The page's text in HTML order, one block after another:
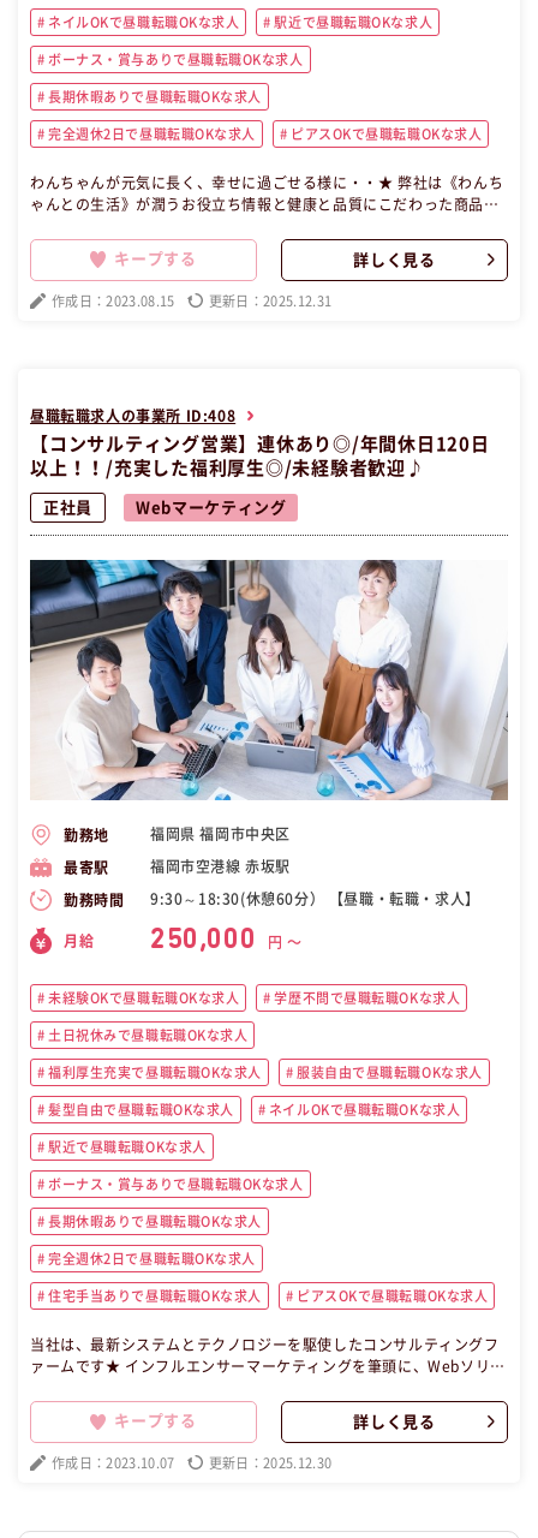
ネイルOKで昼職転職OKな求人 駅近で昼職転職OKな求人
ボーナス・賞与ありで昼職転職OKな求人
長期休暇ありで昼職転職OKな求人
完全週休2日で昼職転職OKな求人 ピアスOKで昼職転職OKな求人
わんちゃんが元気に長く、幸せに過ごせる様に・・★ 弊社は《わんち
ゃんとの生活》が潤うお役立ち情報と健康と品質にこだわった商品を
ルブランドです！！ メインはネットでの栄養バランスを重視したわん
ちゃんのごはんやサプリメントの販売。 飼い主さんの目線で、あった
ら良い商品を真剣に考えながらアイデアを出し様々な商品開発を続け
ています♪ わんちゃんと飼い主さんを幸せに！を常に考えています◎
ングの昼職へ転職したい方の求人です。
キープする 詳しく見る
作成日：2023.08.15 更新日：2025.12.31
昼職転職求人の事業所 ID:408
【コンサルティング営業】連休あり◎/年間休日120日
以上！！/充実した福利厚生◎/未経験者歓迎♪
正社員 Webマーケティング
勤務地 福岡県 福岡市中央区
最寄駅 福岡市空港線 赤坂駅
勤務時間 9:30～18:30(休憩60分） 【昼職・転職・求人】
月給 250,000 円 〜
未経験OKで昼職転職OKな求人 学歴不問で昼職転職OKな求人
土日祝休みで昼職転職OKな求人
福利厚生充実で昼職転職OKな求人 服装自由で昼職転職OKな求人
髪型自由で昼職転職OKな求人 ネイルOKで昼職転職OKな求人
駅近で昼職転職OKな求人
ボーナス・賞与ありで昼職転職OKな求人
長期休暇ありで昼職転職OKな求人
完全週休2日で昼職転職OKな求人
住宅手当ありで昼職転職OKな求人 ピアスOKで昼職転職OKな求人
当社は、最新システムとテクノロジーを駆使したコンサルティングフ
ァームです★ インフルエンサーマーケティングを筆頭に、Webソリュ
る課題を解決します！！ 今回、お客様とのビジネスパートナーとして
コンサルティング営業を担当していただける方を募集することになり
ました◎ 営業未経験からでも、マーケティングの基礎知識やKPIを明
確に定めていける環境を整えております。 基礎行動を継続することに
キープする 詳しく見る
作成日：2023.10.07 更新日：2025.12.30